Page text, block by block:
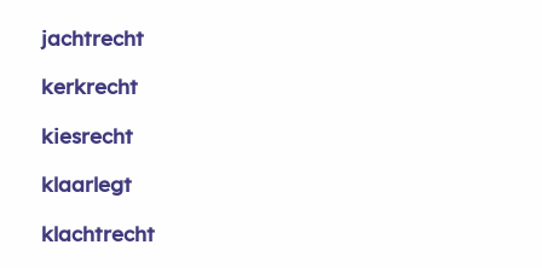
jachtrecht
kerkrecht
kiesrecht
klaarlegt
klachtrecht